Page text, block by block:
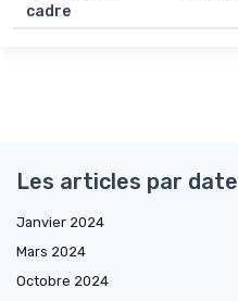
cadre
Les articles par date
Janvier 2024
Mars 2024
Octobre 2024